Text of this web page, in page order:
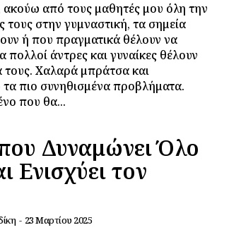
από τους μαθητές μου όλη την
τους στην γυμναστική, τα σημεία
ή που πραγματικά θέλουν να
άντρες και γυναίκες θέλουν
τους. Χαλαρά μπράτσα και
τα πιο συνηθισμένα προβλήματα.
που θα...
Δυναμώνει Όλο
Ενισχύει τον
- 23 Μαρτίου 2025